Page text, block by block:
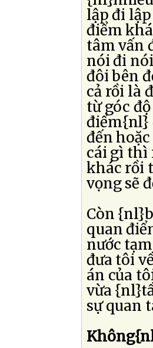
lập đi
điểm
tâm vấn
nói đi
đôi bên
cả rồi là
từ góc
điểm{nl}
đến
cái gì thì
khác rồi
vọng sẽ
Còn
quan
nước
đưa tôi
án của
vừa
sự quan